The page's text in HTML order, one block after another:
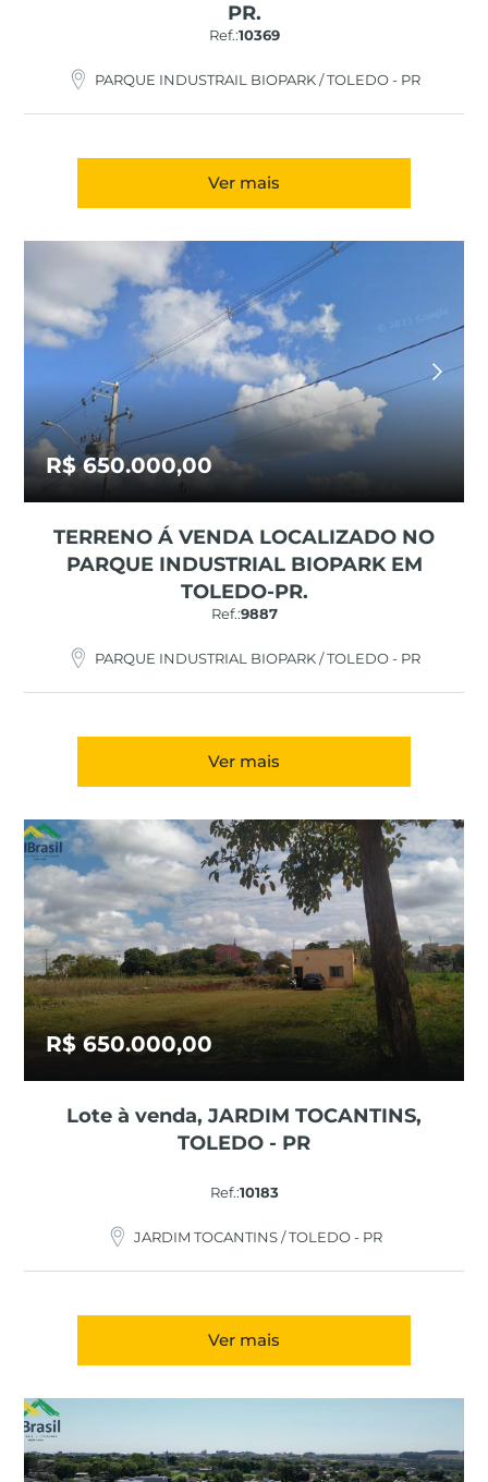
PR.
Ref.:10369
PARQUE INDUSTRAIL BIOPARK / TOLEDO - PR
Ver mais
R$ 650.000,00
TERRENO Á VENDA LOCALIZADO NO
PARQUE INDUSTRIAL BIOPARK EM
TOLEDO-PR.
Ref.:9887
PARQUE INDUSTRIAL BIOPARK / TOLEDO - PR
Ver mais
R$ 650.000,00
Lote à venda, JARDIM TOCANTINS,
TOLEDO - PR
Ref.:10183
JARDIM TOCANTINS / TOLEDO - PR
Ver mais